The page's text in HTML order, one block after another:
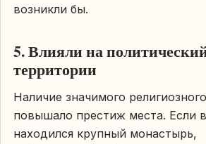
возникли бы.
5. Влияли на
территории
Наличие значимого
повышало престиж места. Если
находился крупный монастырь,